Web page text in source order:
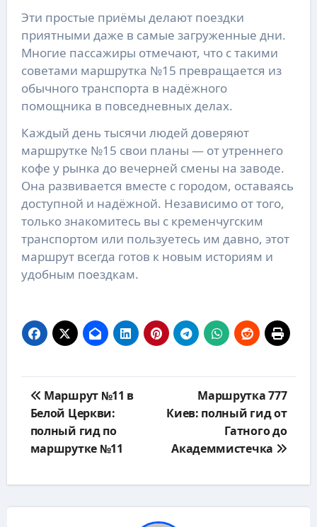
Эти простые приёмы делают поездки
приятными даже в самые загруженные дни.
Многие пассажиры отмечают, что с такими
советами маршрутка №15 превращается из
обычного транспорта в надёжного
помощника в повседневных делах.
Каждый день тысячи людей доверяют
маршрутке №15 свои планы — от утреннего
кофе у рынка до вечерней смены на заводе.
Она развивается вместе с городом, оставаясь
доступной и надёжной. Независимо от того,
только знакомитесь вы с кременчугским
транспортом или пользуетесь им давно, этот
маршрут всегда готов к новым историям и
удобным поездкам.
по
записям
Маршрут №11 в
Белой Церкви:
полный гид по
маршрутке №11
Маршрутка 777
Киев: полный гид от
Гатного до
Академмистечка